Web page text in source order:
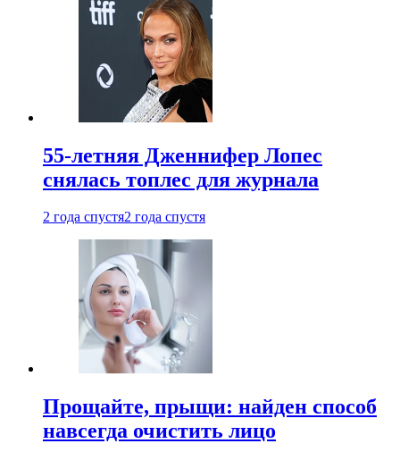
55-летняя Дженнифер Лопес
снялась топлес для журнала
2 года спустя2 года спустя
Прощайте, прыщи: найден способ
навсегда очистить лицо